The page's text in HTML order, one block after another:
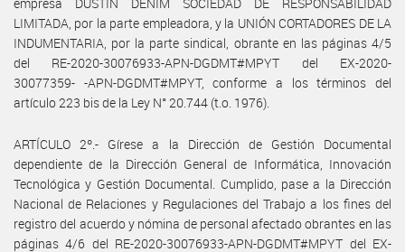
LIMITADA, por la parte empleadora, y la UNIÓN CORTADORES DE LA
INDUMENTARIA, por la parte sindical, obrante en las páginas 4/5
del RE-2020-30076933-APN-DGDMT#MPYT del EX-2020-
30077359- -APN-DGDMT#MPYT, conforme a los términos del
artículo 223 bis de la Ley N° 20.744 (t.o. 1976).
ARTÍCULO 2º.- Gírese a la Dirección de Gestión Documental
dependiente de la Dirección General de Informática, Innovación
Tecnológica y Gestión Documental. Cumplido, pase a la Dirección
Nacional de Relaciones y Regulaciones del Trabajo a los fines del
registro del acuerdo y nómina de personal afectado obrantes en las
páginas 4/6 del RE-2020-30076933-APN-DGDMT#MPYT del EX-